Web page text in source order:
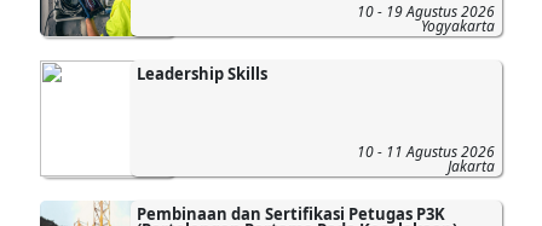
10 - 19 Agustus 2026
Yogyakarta
Leadership Skills
10 - 11 Agustus 2026
Jakarta
Pembinaan dan Sertifikasi Petugas P3K